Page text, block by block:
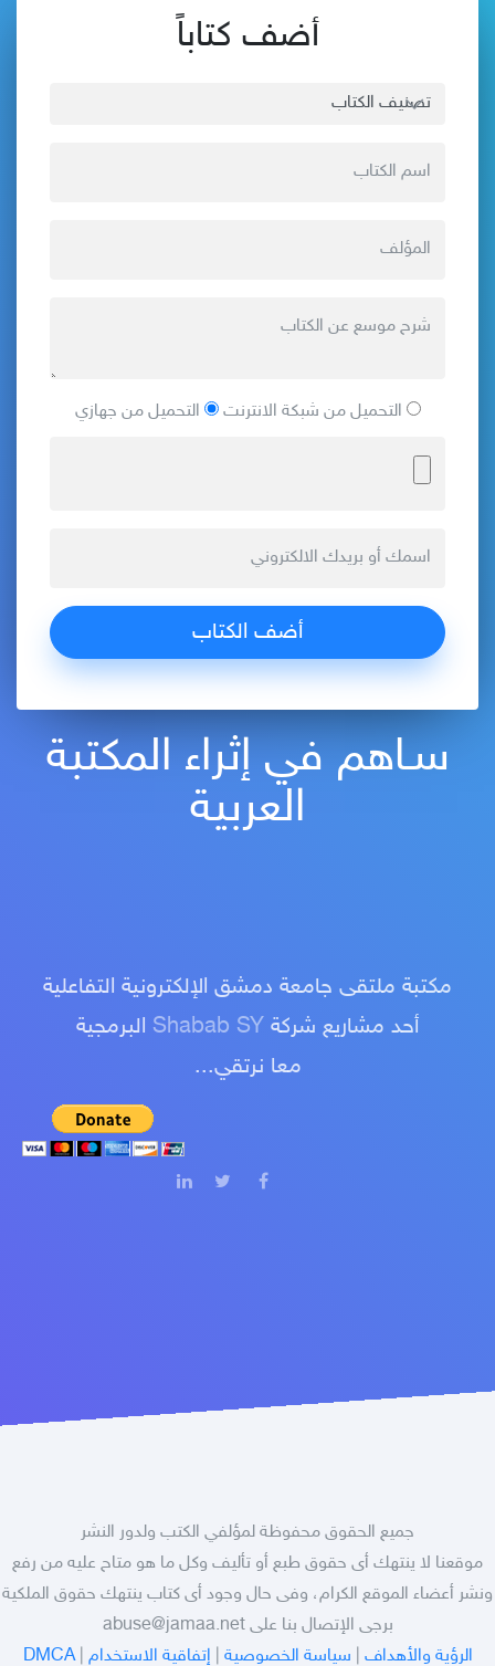
أضف كتاباً
التحميل من شبكة الانترنت التحميل من جهازي
سـاهم في إثراء المكتبة
العربية
مكتبة ملتقى جامعة دمشق الإلكترونية التفاعلية
أحد مشاريع شركة Shabab SY البرمجية
معا نرتقي...
جميع الحقوق محفوظة لمؤلفي الكتب ولدور النشر
موقعنا لا ينتهك أى حقوق طبع أو تأليف وكل ما هو متاح عليه من رفع
ونشر أعضاء الموقع الكرام، وفى حال وجود أى كتاب ينتهك حقوق الملكية
برجى الإتصال بنا علىabuse@jamaa.net
الرؤية والأهداف
سياسة الخصوصية إتفاقية الاستخدام |
DMCA